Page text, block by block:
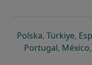
Polskaotwiera się
, Türkiye,
Portugalotwiera
, México,